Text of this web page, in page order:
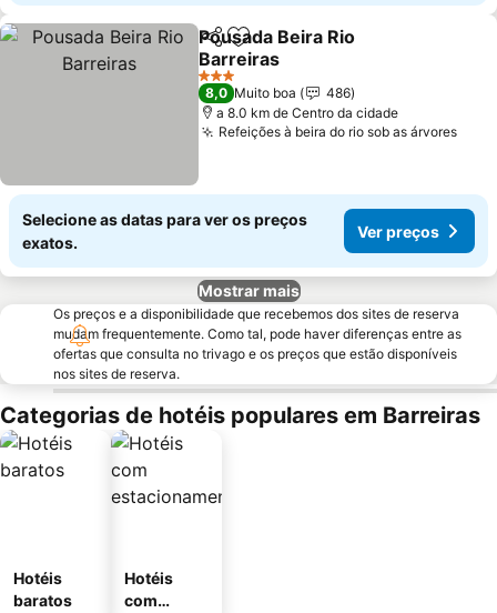
PartilharAdicionar aos favoritos
Pousada Beira Rio
Barreiras
3 Estrelas
8,0 Muito boa
486
a 8.0 km de Centro da cidade
Refeições à beira do rio sob as árvores
Selecione as datas para ver os preços
exatos.
Ver preços
Mostrar mais
Os preços e a disponibilidade que recebemos dos sites de reserva
mudam frequentemente. Como tal, pode haver diferenças entre as
ofertas que consulta no trivago e os preços que estão disponíveis
nos sites de reserva.
Categorias de hotéis populares em Barreiras
Hotéis
baratos
Hotéis
com